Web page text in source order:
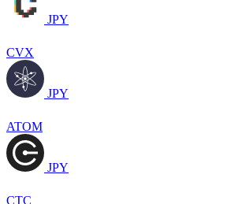
JPY
CVX
JPY
ATOM
JPY
CTC